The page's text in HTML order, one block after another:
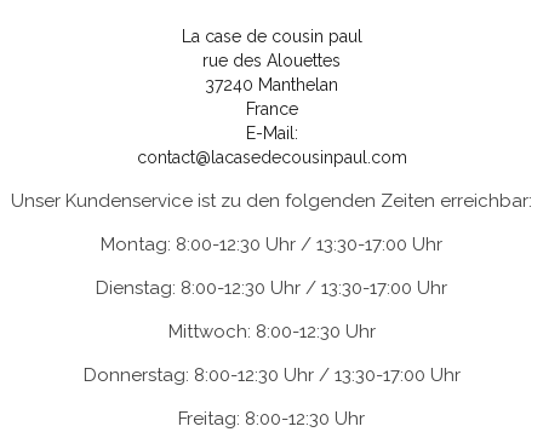
La case de cousin paul
rue des Alouettes
37240 Manthelan
France
E-Mail:
contact@lacasedecousinpaul.com
Unser Kundenservice ist zu den folgenden Zeiten erreichbar:
Montag: 8:00-12:30 Uhr / 13:30-17:00 Uhr
Dienstag: 8:00-12:30 Uhr / 13:30-17:00 Uhr
Mittwoch: 8:00-12:30 Uhr
Donnerstag: 8:00-12:30 Uhr / 13:30-17:00 Uhr
Freitag: 8:00-12:30 Uhr